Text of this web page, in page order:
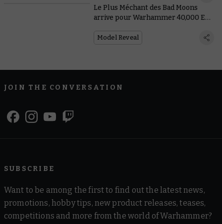
Le Plus Méchant des Bad Moons
arrive pour Warhammer 40,000 ET
Model Reveal
JOIN THE CONVERSATION
SUBSCRIBE
Want to be among the first to find out the latest news,
promotions, hobby tips, new product releases, teases,
competitions and more from the world of Warhammer?